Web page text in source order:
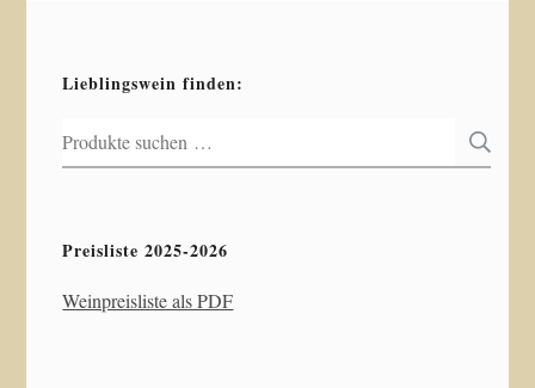
Lieblingswein finden:
Suchen
nach:
Preisliste 2025-2026
Weinpreisliste als PDF